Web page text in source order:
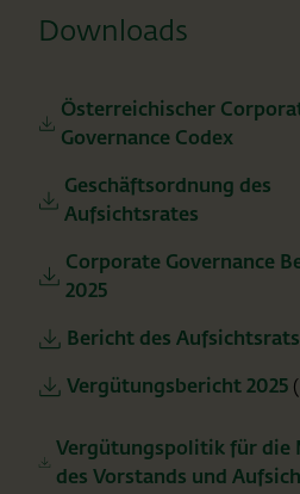
Downloads
Österreichischer
Governance Codex
Geschäftsordnung des
Aufsichtsrates
Corporate Governance
2025
Bericht des Aufsichtsrats
Vergütungsbericht 2025
Vergütungspolitik für die
des Vorstands und